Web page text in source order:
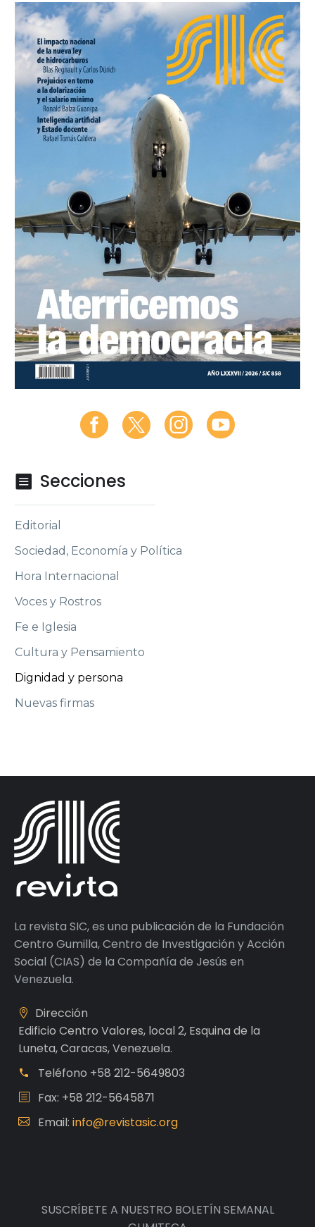
 Secciones
Editorial
Sociedad, Economía y Política
Hora Internacional
Voces y Rostros
Fe e Iglesia
Cultura y Pensamiento
Dignidad y persona
Nuevas firmas
La revista SIC, es una publicación de la Fundación
Centro Gumilla, Centro de Investigación y Acción
Social (CIAS) de la Compañía de Jesús en
Venezuela.
Dirección
Edificio Centro Valores, local 2, Esquina de la
Luneta, Caracas, Venezuela.
Teléfono +58 212-5649803
Fax: +58 212-5645871
Email: info@revistasic.org
SUSCRÍBETE A NUESTRO BOLETÍN SEMANAL